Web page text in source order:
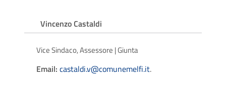
Vincenzo Castaldi
Vice Sindaco, Assessore | Giunta
Email: castaldi.v@comunemelfi.it.